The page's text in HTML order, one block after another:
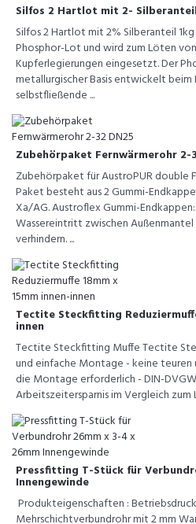
Silfos 2 Hartlot mit 2-
Silfos 2 Hartlot mit 2% Silberanteil
Phosphor-Lot und wird zum Löten
Kupferlegierungen eingesetzt. Der
metallurgischer Basis entwickelt
selbstfließende ...
Zubehörpaket Fernwärmerohr 2-
Zubehörpaket für AustroPUR double
Paket besteht aus 2 Gummi-
Xa/AG. Austroflex Gummi-
Wassereintritt zwischen
verhindern. ...
Tectite Steckfitting
innen
Tectite Steckfitting Muffe Tectite
und einfache Montage - keine teuren
die Montage erforderlich - DIN-
Arbeitszeitersparnis im Vergleich
Pressfitting T-Stück für
Innengewinde
Produkteigenschaften :
Mehrschichtverbundrohr mit 2 mm